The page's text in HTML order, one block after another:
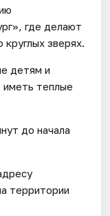
где делают
зверях.
детям и
иметь теплые
до начала
территории